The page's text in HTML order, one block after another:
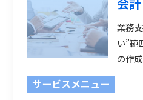
業務
い”範
の作
サービスメニュー